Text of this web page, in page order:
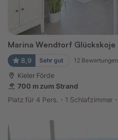
Marina Wendtorf Glückskoje
8,9 Sehr gut 12 Bewertungen
Kieler Förde
700 m zum Strand
Platz für 4 Pers.
1 Schlafzimmer